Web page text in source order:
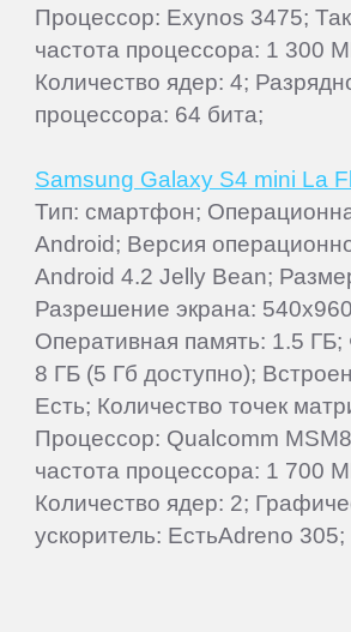
Процессор: Exynos 3475;
частота процессора: 1 300
Количество ядер: 4;
процессора: 64 бита;
Samsung Galaxy S4 mini La
Тип: смартфон;
Android; Версия
Android 4.2 Jelly Bean;
Разрешение экрана:
Оперативная память: 1.5
8 ГБ (5 Гб доступно);
Есть; Количество точек
Процессор: Qualcomm
частота процессора: 1 700
Количество ядер: 2;
ускоритель: ЕстьAdreno 305;